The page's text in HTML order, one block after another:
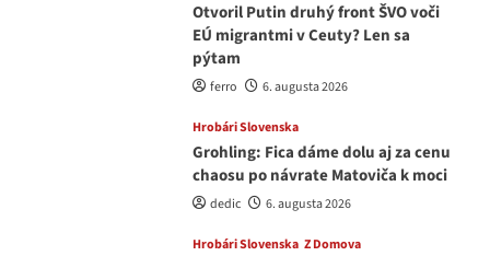
Otvoril Putin druhý front ŠVO voči
EÚ migrantmi v Ceuty? Len sa
pýtam
ferro 6. augusta 2026
Hrobári Slovenska
Grohling: Fica dáme dolu aj za cenu
chaosu po návrate Matoviča k moci
dedic 6. augusta 2026
Hrobári Slovenska Z Domova